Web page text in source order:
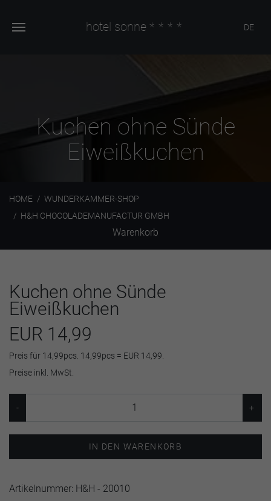
hotel sonne **** DE
Kuchen ohne Sünde
Eiweißkuchen
HOME
WUNDERKAMMER-SHOP
H&H CHOCOLADEMANUFACTUR GMBH
Warenkorb
Kuchen ohne Sünde
Eiweißkuchen
EUR 14,99
Preis für 14,99pcs. 14,99pcs = EUR 14,99.
Preise inkl. MwSt.
IN DEN WARENKORB
Artikelnummer: H&H - 20010